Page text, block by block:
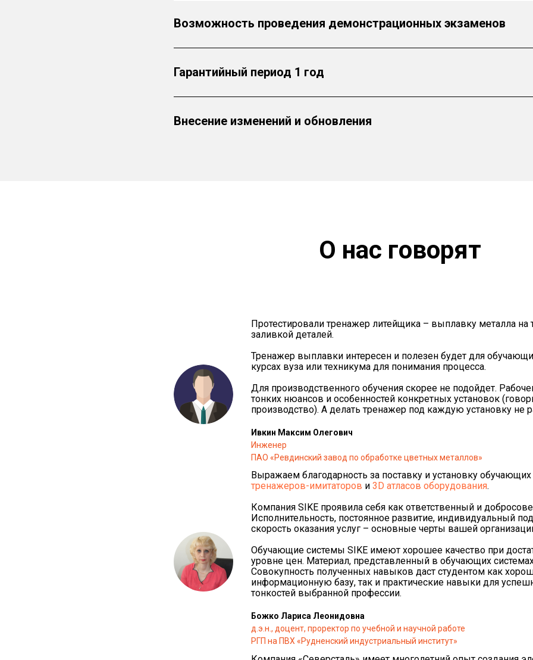
Возможность проведения демонстрационных экзаменов
Гарантийный период 1 год
Внесение изменений и обновления
О нас говорят
Протестировали тренажер литейщика – выплавку металла на
заливкой деталей.
Тренажер выплавки интересен и полезен будет для
курсах вуза или техникума для понимания процесса.
Для производственного обучения скорее не подойдет.
тонких нюансов и особенностей конкретных установок
производство). А делать тренажер под каждую установку не
Ивкин Максим Олегович
Инженер
ПАО «Ревдинский завод по обработке цветных металлов»
Выражаем благодарность за поставку и установку обучающих
тренажеров-имитаторов и 3D атласов оборудования.
Компания SIKE проявила себя как ответственный и
Исполнительность, постоянное развитие, индивидуальный
скорость оказания услуг – основные черты вашей
Обучающие системы SIKE имеют хорошее качество при
уровне цен. Материал, представленный в обучающих
Совокупность полученных навыков даст студентом как
информационную базу, так и практические навыки для
тонкостей выбранной профессии.
Божко Лариса Леонидовна
д.э.н., доцент, проректор по учебной и научной работе
РГП на ПВХ «Рудненский индустриальный институт»